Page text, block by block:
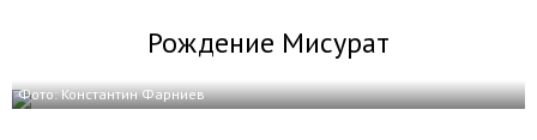
Рождение Мисурат
Фото: Константин Фарниев